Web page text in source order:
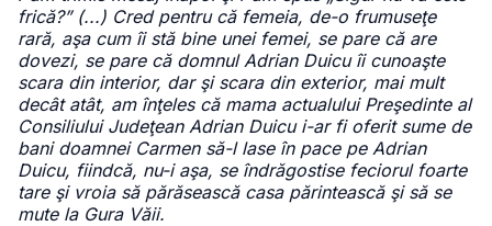
frică?” (...) Cred pentru că femeia, de-o frumuseţe
rară, aşa cum îi stă bine unei femei, se pare că are
dovezi, se pare că domnul Adrian Duicu îi cunoaşte
scara din interior, dar şi scara din exterior, mai mult
decât atât, am înţeles că mama actualului Preşedinte al
Consiliului Judeţean Adrian Duicu i-ar fi oferit sume de
bani doamnei Carmen să-l lase în pace pe Adrian
Duicu, fiindcă, nu-i aşa, se îndrăgostise feciorul foarte
tare şi vroia să părăsească casa părintească şi să se
mute la Gura Văii.